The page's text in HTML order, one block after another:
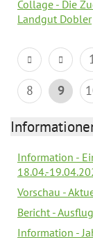
Collage - Die
Landgut Dobler
8
9
Information -
18.04.-
Vorschau -
Bericht -
Information -